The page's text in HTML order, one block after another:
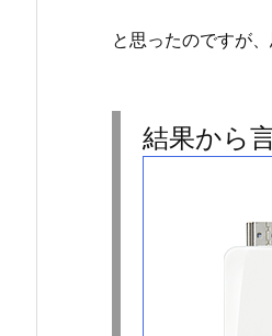
と思ったのですが
結果から